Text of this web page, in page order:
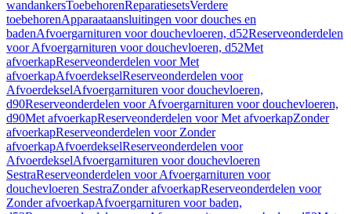
wandankersToebehorenReparatiesetsVerdere
toebehorenApparaataansluitingen voor douches en
badenAfvoergarnituren voor douchevloeren, d52Reserveonderdelen
voor Afvoergarnituren voor douchevloeren, d52Met
afvoerkapReserveonderdelen voor Met
afvoerkapAfvoerdekselReserveonderdelen voor
AfvoerdekselAfvoergarnituren voor douchevloeren,
d90Reserveonderdelen voor Afvoergarnituren voor douchevloeren,
d90Met afvoerkapReserveonderdelen voor Met afvoerkapZonder
afvoerkapReserveonderdelen voor Zonder
afvoerkapAfvoerdekselReserveonderdelen voor
AfvoerdekselAfvoergarnituren voor douchevloeren
SestraReserveonderdelen voor Afvoergarnituren voor
douchevloeren SestraZonder afvoerkapReserveonderdelen voor
Zonder afvoerkapAfvoergarnituren voor baden,